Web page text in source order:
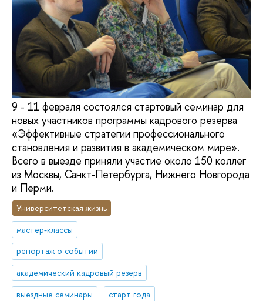
9 - 11 февраля состоялся стартовый семинар для
новых участников программы кадрового резерва
«Эффективные стратегии профессионального
становления и развития в академическом мире».
Всего в выезде приняли участие около 150 коллег
из Москвы, Санкт-Петербурга, Нижнего Новгорода
и Перми.
Университетская жизнь
мастер-классы
репортаж о событии
академический кадровый резерв
выездные семинары
старт года